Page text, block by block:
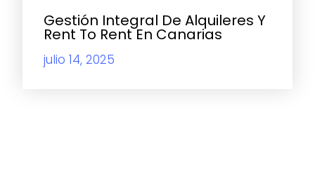
Gestión Integral De Alquileres Y
Rent To Rent En Canarias
julio 14, 2025